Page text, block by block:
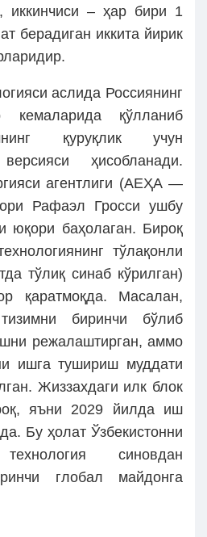
иккинчиси – ҳар бири 1
берадиган иккита йирик
аслида Россиянинг
кемаларида қўлланиб
қуруқлик учун
ҳисобланади.
агентлиги (АЕҲА —
Рафаэл Гросси ушбу
юқори баҳолаган. Бироқ
тўлақонли
тўлиқ синаб кўрилган)
қаратмоқда. Масалан,
биринчи бўлиб
режалаштирган, аммо
ишга тушириш муддати
Жиззахдаги илк блок
яъни 2029 йилда иш
Бу ҳолат Ўзбекистонни
синовдан
глобал майдонга